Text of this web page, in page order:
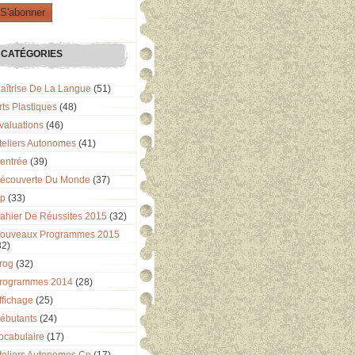
CATÉGORIES
De La Langue (51)
Plastiques (48)
(46)
Autonomes (41)
(39)
Du Monde (37)
(33)
De Réussites 2015 (32)
Programmes 2015
(32)
2014 (28)
(25)
(24)
(17)